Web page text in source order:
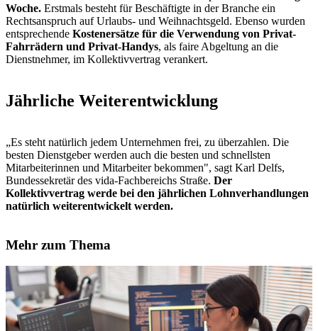
Woche. Erstmals besteht für Beschäftigte in der Branche ein
Rechtsanspruch auf Urlaubs- und Weihnachtsgeld. Ebenso wurden
entsprechende Kostenersätze für die Verwendung von Privat-
Fahrrädern und Privat-Handys, als faire Abgeltung an die
Dienstnehmer, im Kollektivvertrag verankert.
Jährliche Weiterentwicklung
„Es steht natürlich jedem Unternehmen frei, zu überzahlen. Die
besten Dienstgeber werden auch die besten und schnellsten
Mitarbeiterinnen und Mitarbeiter bekommen", sagt Karl Delfs,
Bundessekretär des vida-Fachbereichs Straße. Der
Kollektivvertrag werde bei den jährlichen Lohnverhandlungen
natürlich weiterentwickelt werden.
Mehr zum Thema